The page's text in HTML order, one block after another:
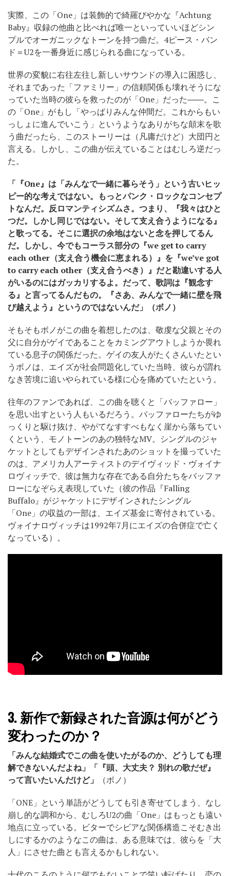
実際、この「One」は装飾的で綺羅びやかな『Achtung
Baby』収録の他曲と比べれば唯一といっていいほどシン
プルでオーガニックなトーンを持つ曲だ。4ピース・バン
ド＝U2を一番身近に感じられる曲になっている。
世界の変貌に右往左往し新しいサウンドの導入に困惑し、
それまであった「ファミリー」の信頼関係も壊れそうにな
っていた当時の彼らを救ったのが「One」だった――。こ
の「One」がもし「やっぱりみんな仲間だ。これからもい
っしょに進んでいこう」というようなありがちな顛末を歌
う曲だったら、このストーリーは（凡庸だけど）大団円と
言える。しかし、この曲が伝えていることはむしろ逆だっ
た。
「『One』は「みんなで一緒に暮らそう」という古いヒッ
ピー的な考えではない。もっとパンク・ロックなコンセプ
トなんだ。反ロマンティシズムさ。つまり、『我々はひと
つだ。しかし同じではない。そして支え合うようになる』
と歌ってる。そこに選択の余地はないと念を押してるん
だ。しかし、今でもコーラス部分の『we get to carry
each other（支え合う機会に恵まれる）』を『we’ve got
to carry each other（支え合うべき）』だと勘違いする人
がいるのにはガッカリするよ。だって、歌詞は『観念す
る』と言ってるんだもの。『さあ、みんなで一緒に壁を飛
び越えよう』というのではないんだ」（ボノ）
そもそもボノがこの曲を着想したのは、敬虔な父親とその
父に自分がゲイであることをカミングアウトしようか畏れ
ている息子の関係だった。ゲイの友人がたくさんいたとい
うボノは、エイズが社会問題化していた当時、彼らが謂れ
なき苦境に追いやられている様に心を痛めていたという。
往年のファンであれば、この曲を聴くと「バッファロー」
を思い出すという人もいるだろう。バッファローたちがゆ
っくりと駆け抜け、やがてなすすべもなく崖から落ちてい
くという、モノトーンのあの独特なMV。シングルのジャ
ケットとしてもデザインされたあのショットを撮っていた
のは、アメリカ人アーティストのデイヴィッド・ヴォイナ
ロヴィッチで、彼は無力な存在である自分たちをバッファ
ローになぞらえ表現していた（彼の作品『Falling
Buffalo』がジャケットにデザインされたシングル
「One」の収益の一部は、エイズ基金に寄付されている。
ヴォイナロヴィッチは1992年7月にエイズの合併症で亡く
なっている）。
3.新作で新録された音源は何がどう
変わったのか？
「みんな結婚式でこの曲を使いたがるのか、どうしても理
解できないんだよね」「『頭、大丈夫？ 別れの歌だぜ』
って言いたいんだけど」
（ボノ）
「ONE」という単語がどうしても引き寄せてしまう、なし
崩し的な調和から、むしろU2の曲「One」はもっとも遠い
地点に立っている。ビターでシビアな関係構造こそむき出
しにするかのようなこの曲は、ある意味では、彼らを「大
人」にさせた曲とも言えるかもしれない。